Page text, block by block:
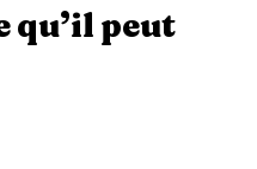
qu’il peut